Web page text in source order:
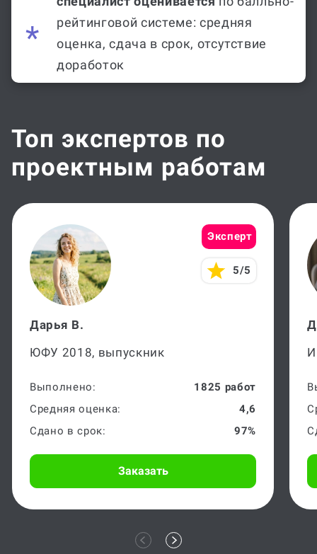
рейтинговой системе: средняя
оценка, сдача в срок, отсутствие
доработок
Топ экспертов по
проектным работам
Эксперт
5/5
Дарья В.
ЮФУ 2018, выпускник
Выполнено:
1825 работ
Средняя оценка:
4,6
Сдано в срок:
97%
Заказать